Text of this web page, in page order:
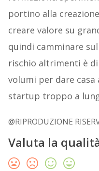
portino alla
creare valore su
quindi camminare
rischio altrimenti è
volumi per dare
startup troppo a
@RIPRODUZIONE
Valuta la